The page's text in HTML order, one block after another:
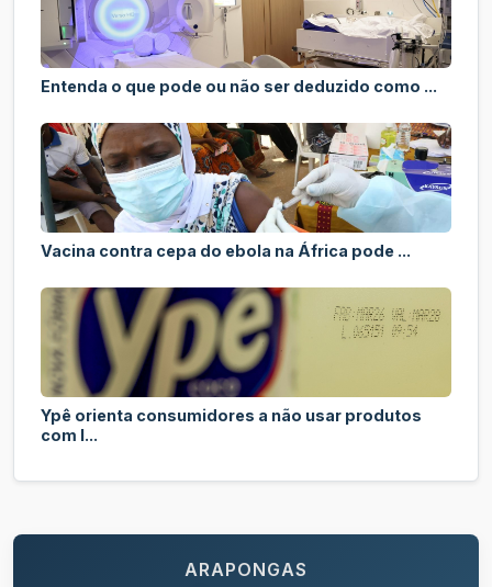
Entenda o que pode ou não ser deduzido como ...
Vacina contra cepa do ebola na África pode ...
Ypê orienta consumidores a não usar produtos
com l...
ARAPONGAS